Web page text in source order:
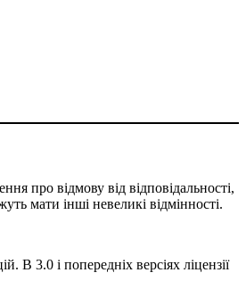
про відмову від відповідальності,
мати інші невеликі відмінності.
В 3.0 і попередніх версіях ліцензії